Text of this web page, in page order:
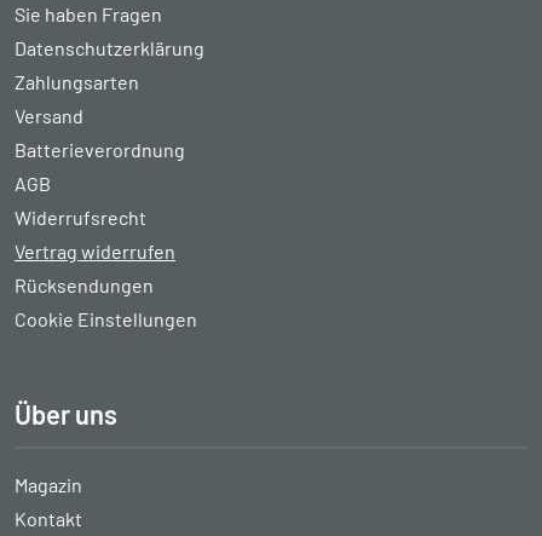
Sie haben Fragen
Datenschutzerklärung
Zahlungsarten
Versand
Batterieverordnung
AGB
Widerrufsrecht
Vertrag widerrufen
Rücksendungen
Cookie Einstellungen
Über uns
Magazin
Kontakt